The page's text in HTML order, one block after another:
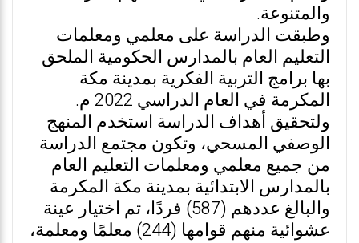
والمتنوعة.
وطبقت الدراسة على معلمي ومعلمات
التعليم العام بالمدارس الحكومية الملحق
بها برامج التربية الفكرية بمدينة مكة
المكرمة في العام الدراسي 2022 م.
ولتحقيق أهداف الدراسة استخدم المنهج
الوصفي المسحي، وتكون مجتمع الدراسة
من جميع معلمي ومعلمات التعليم العام
بالمدارس الابتدائية بمدينة مكة المكرمة
والبالغ عددهم (587) فردًا، تم اختيار عينة
عشوائية منهم قوامها (244) معلمًا ومعلمة،